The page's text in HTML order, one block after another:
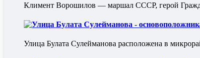
Климент Ворошилов — маршал СССР, герой
Улица Булата Сулейманова -
Улица Булата Сулейманова расположена в